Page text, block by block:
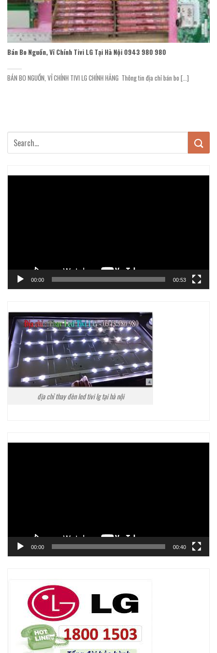
Bán Bo Nguồn, Vỉ Chính Tivi LG Tại Hà Nội 0943 980 980
BÁN BO NGUỒN, VỈ CHÍNH TIVI LG CHÍNH HÃNG Thông tin địa chỉ bán bo [...]
00:00 00:53
địa chỉ thay đèn led tivi lg tại hà nội
00:00 00:40